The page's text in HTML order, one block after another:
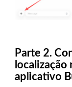
Parte 2.
localização
aplicativo